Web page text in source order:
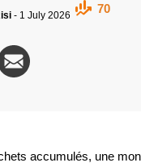
- 1 July 2026
70
accumulés, une